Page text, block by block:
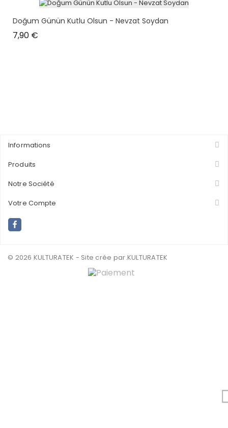
Doğum Günün Kutlu Olsun - Nevzat Soydan
7,90 €
Informations
Produits
Notre Société
Votre Compte
© 2026 KULTURATEK - Site crée par.KULTURATEK